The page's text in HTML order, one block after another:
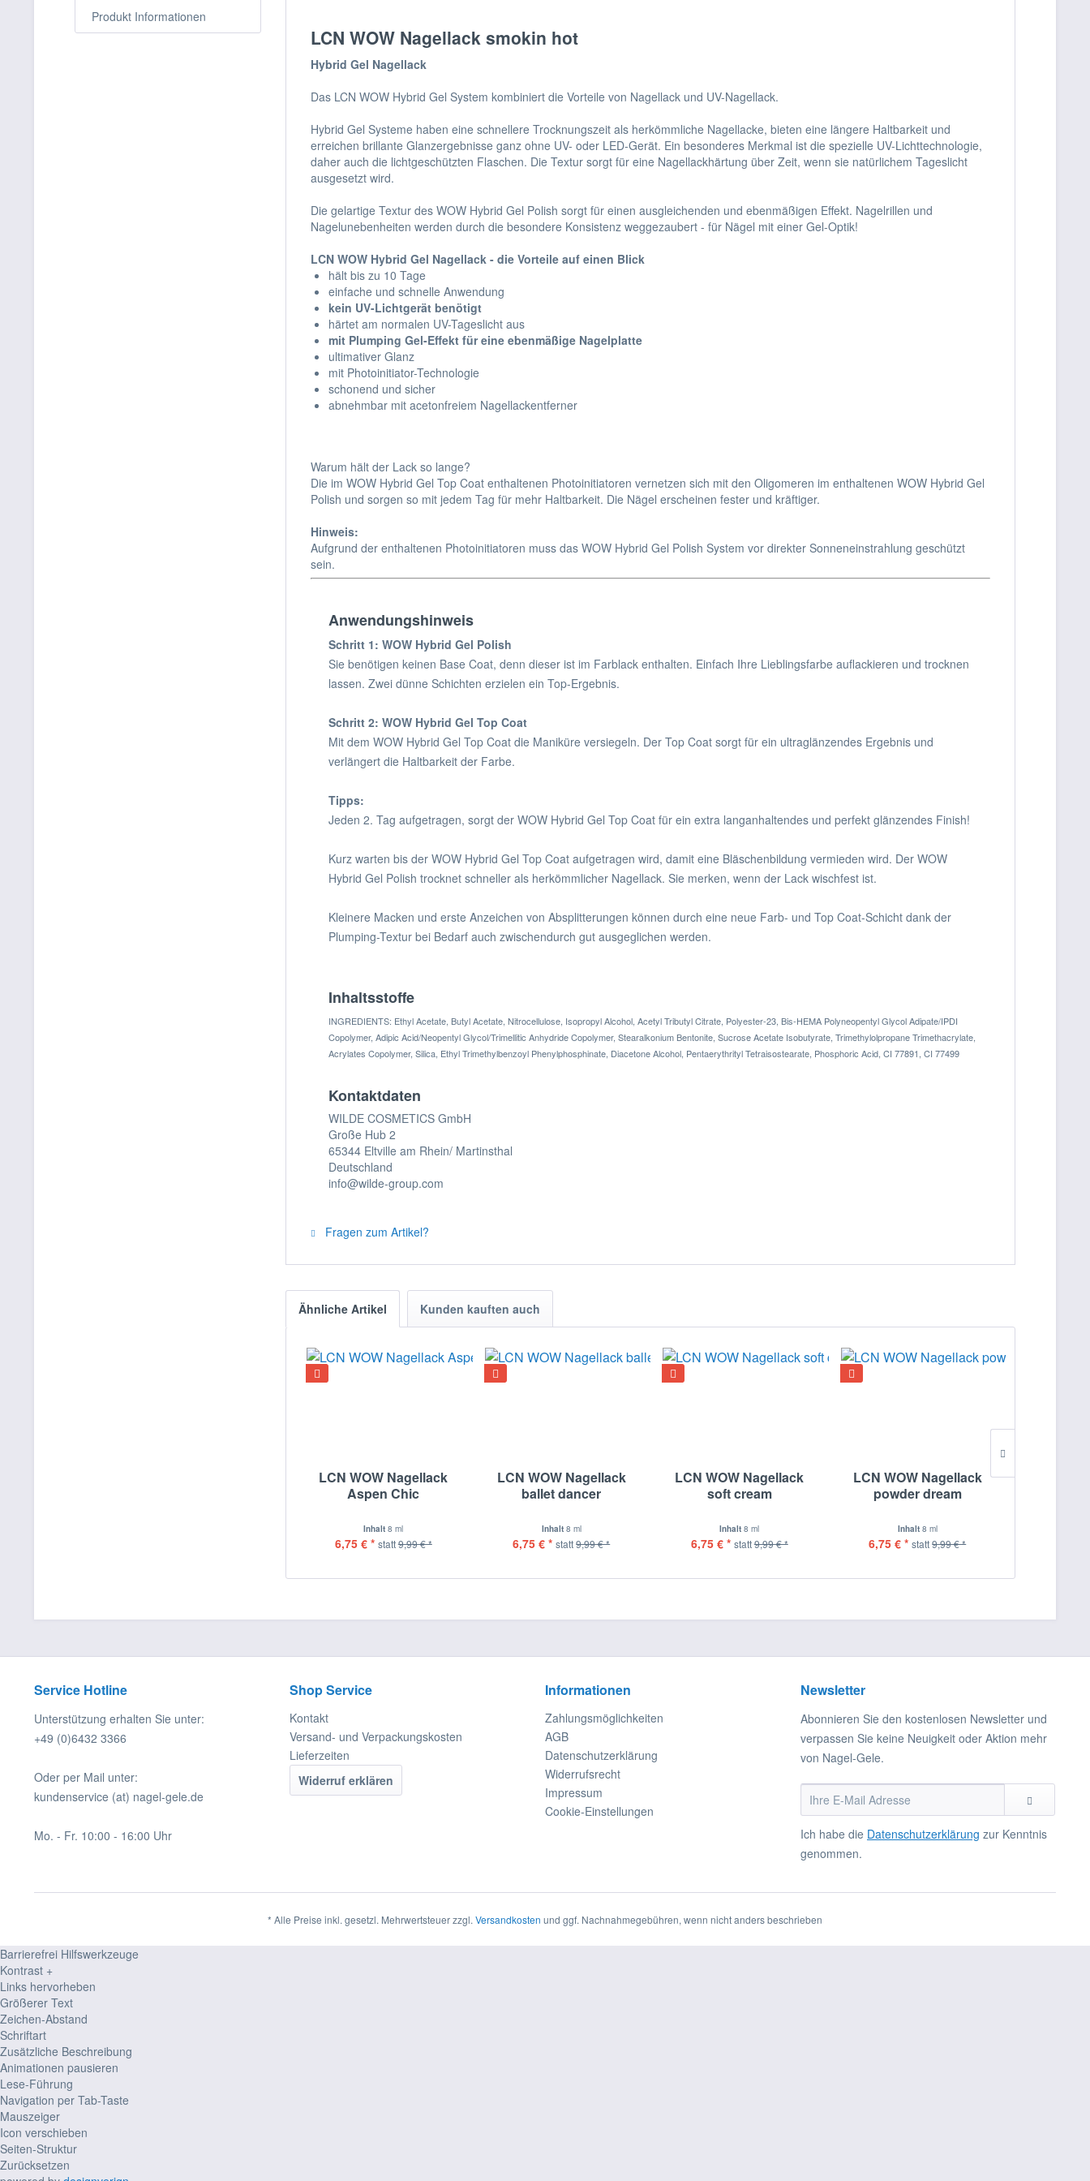
Produkt Informationen
LCN WOW Nagellack smokin hot
Hybrid Gel Nagellack
Das LCN WOW Hybrid Gel System kombiniert die Vorteile von Nagellack und UV-Nagellack.
Hybrid Gel Systeme haben eine schnellere Trocknungszeit als herkömmliche Nagellacke, bieten eine längere Haltbarkeit und
erreichen brillante Glanzergebnisse ganz ohne UV- oder LED-Gerät. Ein besonderes Merkmal ist die spezielle UV-Lichttechnologie,
daher auch die lichtgeschützten Flaschen. Die Textur sorgt für eine Nagellackhärtung über Zeit, wenn sie natürlichem Tageslicht
ausgesetzt wird.
Die gelartige Textur des WOW Hybrid Gel Polish sorgt für einen ausgleichenden und ebenmäßigen Effekt. Nagelrillen und
Nagelunebenheiten werden durch die besondere Konsistenz weggezaubert - für Nägel mit einer Gel-Optik!
LCN WOW Hybrid Gel Nagellack - die Vorteile auf einen Blick
hält bis zu 10 Tage
einfache und schnelle Anwendung
kein UV-Lichtgerät benötigt
härtet am normalen UV-Tageslicht aus
mit Plumping Gel-Effekt für eine ebenmäßige Nagelplatte
ultimativer Glanz
mit Photoinitiator-Technologie
schonend und sicher
abnehmbar mit acetonfreiem Nagellackentferner
Warum hält der Lack so lange?
Die im WOW Hybrid Gel Top Coat enthaltenen Photoinitiatoren vernetzen sich mit den Oligomeren im enthaltenen WOW Hybrid Gel
Polish und sorgen so mit jedem Tag für mehr Haltbarkeit. Die Nägel erscheinen fester und kräftiger.
Hinweis:
Aufgrund der enthaltenen Photoinitiatoren muss das WOW Hybrid Gel Polish System vor direkter Sonneneinstrahlung geschützt
sein.
Anwendungshinweis
Schritt 1: WOW Hybrid Gel Polish
Sie benötigen keinen Base Coat, denn dieser ist im Farblack enthalten. Einfach Ihre Lieblingsfarbe auflackieren und trocknen
lassen. Zwei dünne Schichten erzielen ein Top-Ergebnis.
Schritt 2: WOW Hybrid Gel Top Coat
Mit dem WOW Hybrid Gel Top Coat die Maniküre versiegeln. Der Top Coat sorgt für ein ultraglänzendes Ergebnis und
verlängert die Haltbarkeit der Farbe.
Tipps:
Jeden 2. Tag aufgetragen, sorgt der WOW Hybrid Gel Top Coat für ein extra langanhaltendes und perfekt glänzendes Finish!
Kurz warten bis der WOW Hybrid Gel Top Coat aufgetragen wird, damit eine Bläschenbildung vermieden wird. Der WOW
Hybrid Gel Polish trocknet schneller als herkömmlicher Nagellack. Sie merken, wenn der Lack wischfest ist.
Kleinere Macken und erste Anzeichen von Absplitterungen können durch eine neue Farb- und Top Coat-Schicht dank der
Plumping-Textur bei Bedarf auch zwischendurch gut ausgeglichen werden.
Inhaltsstoffe
INGREDIENTS: Ethyl Acetate, Butyl Acetate, Nitrocellulose, Isopropyl Alcohol, Acetyl Tributyl Citrate, Polyester-23, Bis-HEMA Polyneopentyl Glycol Adipate/IPDI
Copolymer, Adipic Acid/Neopentyl Glycol/Trimellitic Anhydride Copolymer, Stearalkonium Bentonite, Sucrose Acetate Isobutyrate, Trimethylolpropane Trimethacrylate,
Acrylates Copolymer, Silica, Ethyl Trimethylbenzoyl Phenylphosphinate, Diacetone Alcohol, Pentaerythrityl Tetraisostearate, Phosphoric Acid, CI 77891, CI 77499
Kontaktdaten
WILDE COSMETICS GmbH
Große Hub 2
65344 Eltville am Rhein/ Martinsthal
Deutschland
info@wilde-group.com
Fragen zum Artikel?
Ähnliche Artikel Kunden kauften auch
LCN WOW Nagellack
Aspen Chic
Inhalt8 ml
6,75 € * statt9,99 € *
LCN WOW Nagellack
ballet dancer
Inhalt 8 ml
6,75 € * statt9,99 € *
LCN WOW Nagellack
soft cream
Inhalt8 ml
6,75 € * statt9,99 € *
LCN WOW Nagellack
powder dream
Inhalt 8 ml
6,75 € * statt9,99 € *
Service Hotline
Unterstützung erhalten Sie unter:
+49 (0)6432 3366
Oder per Mail unter:
kundenservice (at) nagel-gele.de
Mo. - Fr. 10:00 - 16:00 Uhr
Shop Service
Kontakt
Versand- und Verpackungskosten
Lieferzeiten
Widerruf erklären
Informationen
Zahlungsmöglichkeiten
AGB
Datenschutzerklärung
Widerrufsrecht
Impressum
Cookie-Einstellungen
Newsletter
Abonnieren Sie den kostenlosen Newsletter und
verpassen Sie keine Neuigkeit oder Aktion mehr
von Nagel-Gele.
Ich habe die Datenschutzerklärung zur Kenntnis
genommen.
* Alle Preise inkl. gesetzl. Mehrwertsteuer zzgl. Versandkosten und ggf. Nachnahmegebühren, wenn nicht anders beschrieben
Barrierefrei Hilfswerkzeuge
Kontrast +
Links hervorheben
Größerer Text
Zeichen-Abstand
Schriftart
Zusätzliche Beschreibung
Animationen pausieren
Lese-Führung
Navigation per Tab-Taste
Mauszeiger
Icon verschieben
Seiten-Struktur
Zurücksetzen